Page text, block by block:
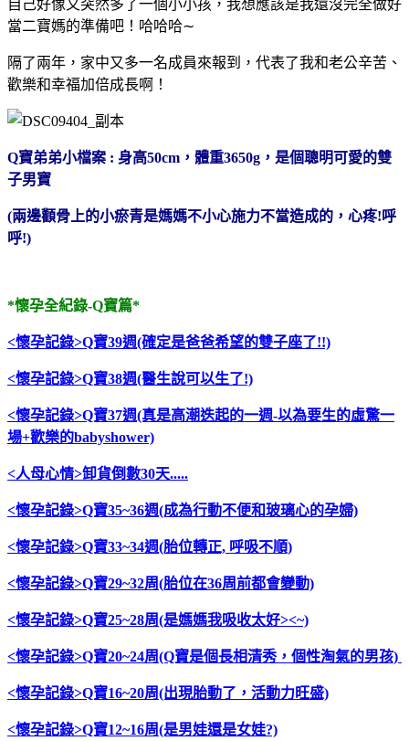
自己好像又突然多了一個小小孩，我想應該是我還沒完全做好
當二寶媽的準備吧！哈哈哈∼
隔了兩年，家中又多一名成員來報到，代表了我和老公辛苦、
歡樂和幸福加倍成長啊！
Q寶弟弟小檔案 : 身高50cm，體重3650g，是個聰明可愛的雙
子男寶
(兩邊顴骨上的小瘀青是媽媽不小心施力不當造成的，心疼!呼
呼!)
*懷孕全紀錄-Q寶篇*
<懷孕記錄>Q寶39週(確定是爸爸希望的雙子座了!!)
<懷孕記錄>Q寶38週(醫生說可以生了!)
<懷孕記錄>Q寶37週(真是高潮迭起的一週-以為要生的虛驚一
場+歡樂的babyshower)
<人母心情>卸貨倒數30天.....
<懷孕記錄>Q寶35~36週(成為行動不便和玻璃心的孕婦)
<懷孕記錄>Q寶33~34週(胎位轉正, 呼吸不順)
<懷孕記錄>Q寶29~32周(胎位在36周前都會變動)
<懷孕記錄>Q寶25~28周(是媽媽我吸收太好><~)
<懷孕記錄>Q寶20~24周(Q寶是個長相清秀，個性淘氣的男孩)
<懷孕記錄>Q寶16~20周(出現胎動了，活動力旺盛)
<懷孕記錄>Q寶12~16周(是男娃還是女娃?)